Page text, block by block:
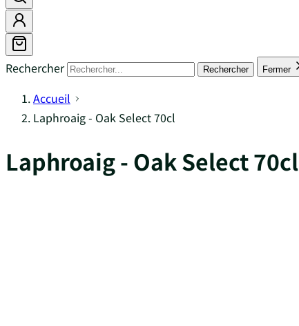
Rechercher Rechercher Fermer
Accueil
Laphroaig - Oak Select 70cl
Laphroaig - Oak Select 70cl